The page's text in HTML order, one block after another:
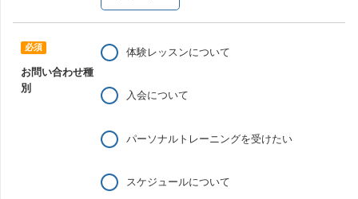
お問い合わせ種
別
体験レッスンについて
入会について
パーソナルトレーニングを受けたい
スケジュールについて